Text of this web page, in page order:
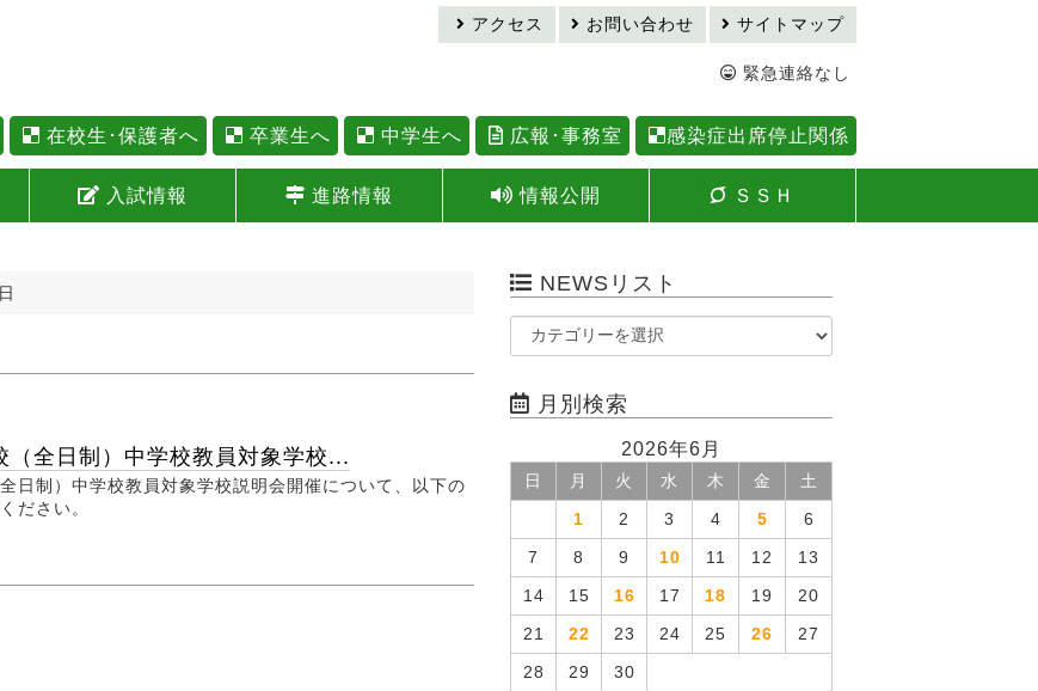
サイトマップ
お問い合わせ
アクセス
緊急連絡なし
在校生･保護者へ 卒業生へ 中学生へ 広報･事務室 感染症出席停止関係
入試情報 進路情報 情報公開 ＳＳＨ
（全日制）中学校教員対象学校...
日制）中学校教員対象学校説明会開催について、以下の
ださい。
NEWSリスト
月別検索
2026年6月
日 月 火 水 木 金 土
1 2 3 4 5 6
7 8 9 10 11 12 13
14 15 16 17 18 19 20
21 22 23 24 25 26 27
28 29 30